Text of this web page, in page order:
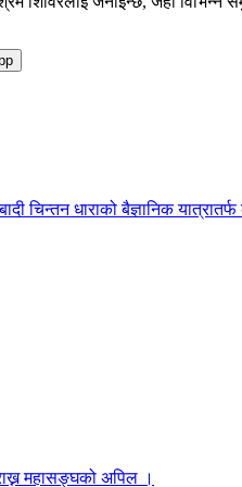
चिन्तन धाराको बैज्ञानिक